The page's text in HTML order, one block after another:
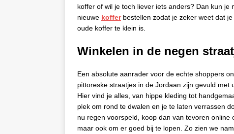
koffer of wil je toch liever iets anders? Dan kun
nieuwe kofferbestellen zodat je zeker weet dat
oude koffer te klein is.
Winkelen in de negen
Een absolute aanrader voor de echte shoppers
pittoreske straatjes in de Jordaan zijn gevuld met
Hier vind je alles, van hippe kleding tot
plek om rond te dwalen en je te laten verrassen
nu regen voorspeld, koop dan van tevoren online
maar ook om er goed bij te lopen. Zo zien we